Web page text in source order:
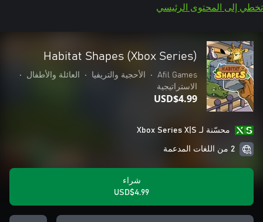
تخطي إلى المحتوى الرئيسي
Habitat Shapes (Xbox Series)
Afil Games
• الأحجية والتريفيا • العائلة والأطفال
•
الاستراتيجية
USD$4.99
محسّنة لـ Xbox Series X|S
2 من اللغات المدعمة
شراء
USD$4.99